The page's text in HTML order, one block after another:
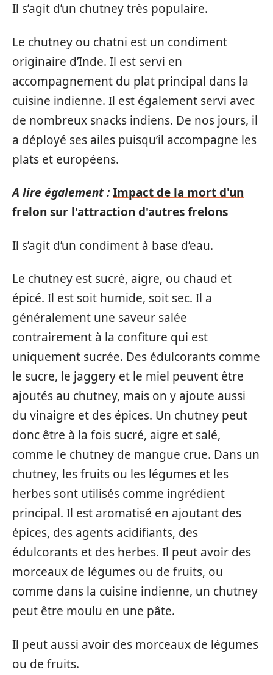
Il s’agit d’un chutney très populaire.
Le chutney ou chatni est un condiment
originaire d’Inde. Il est servi en
accompagnement du plat principal dans la
cuisine indienne. Il est également servi avec
de nombreux snacks indiens. De nos jours, il
a déployé ses ailes puisqu’il accompagne les
plats et européens.
A lire également :Impact de la mort d'un
frelon sur l'attraction d'autres frelons
Il s’agit d’un condiment à base d’eau.
Le chutney est sucré, aigre, ou chaud et
épicé. Il est soit humide, soit sec. Il a
généralement une saveur salée
contrairement à la confiture qui est
uniquement sucrée. Des édulcorants comme
le sucre, le jaggery et le miel peuvent être
ajoutés au chutney, mais on y ajoute aussi
du vinaigre et des épices. Un chutney peut
donc être à la fois sucré, aigre et salé,
comme le chutney de mangue crue. Dans un
chutney, les fruits ou les légumes et les
herbes sont utilisés comme ingrédient
principal. Il est aromatisé en ajoutant des
épices, des agents acidifiants, des
édulcorants et des herbes. Il peut avoir des
morceaux de légumes ou de fruits, ou
comme dans la cuisine indienne, un chutney
peut être moulu en une pâte.
Il peut aussi avoir des morceaux de légumes
ou de fruits.